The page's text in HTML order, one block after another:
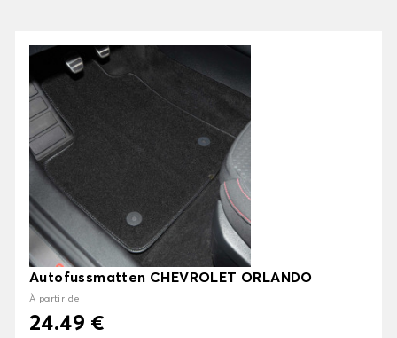
Autofussmatten CHEVROLET ORLANDO
À partir de
24.49 €